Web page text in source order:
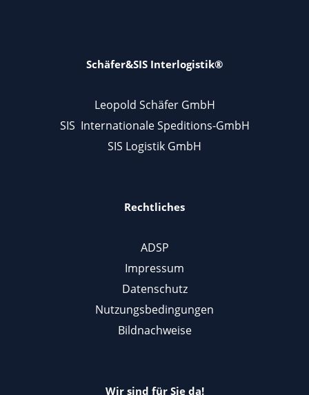
Schäfer&SIS Interlogistik®
Leopold Schäfer GmbH
SIS Internationale Speditions-GmbH
SIS Logistik GmbH
Rechtliches
ADSP
Impressum
Datenschutz
Nutzungsbedingungen
Bildnachweise
Wir sind für Sie da!